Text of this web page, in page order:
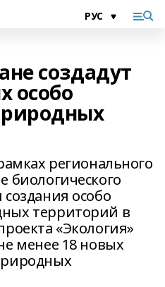
создадут
особо
регионального
биологического
особо
территорий в
«Экология»
менее 18 новых